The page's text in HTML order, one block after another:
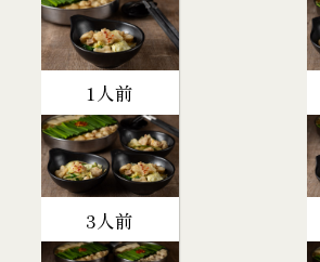
1人前
3人前